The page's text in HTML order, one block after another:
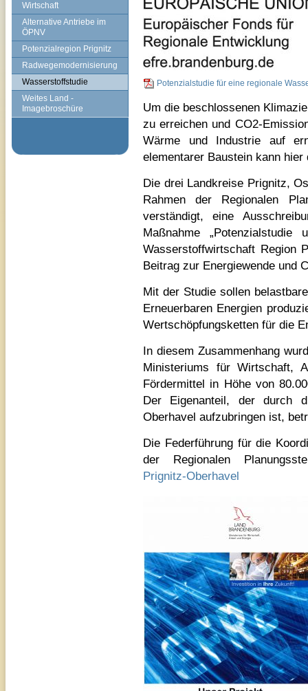
Wirtschaft
Alternative Antriebe im
ÖPNV
Potenzialregion Prignitz
Radwegemodernisierung
Wasserstoffstudie
Weites Land -
Imagebroschüre
Potenzialstudie für eine regionale
Um die beschlossenen
zu erreichen und CO2-
Wärme und Industrie auf
elementarer Baustein kann
Die drei Landkreise Prignitz,
Rahmen der Regionalen
verständigt, eine
Maßnahme
Wasserstoffwirtschaft Region
Beitrag zur Energiewende und
Mit der Studie sollen
Erneuerbaren Energien
Wertschöpfungsketten für die
In diesem Zusammenhang
Ministeriums für Wirtschaft,
Fördermittel in Höhe von
Der Eigenanteil, der durch
Oberhavel aufzubringen ist,
Die Federführung für die
der Regionalen
Prignitz-Oberhavel